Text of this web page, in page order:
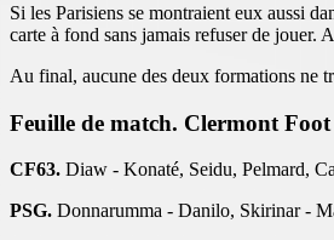
Si les Parisiens se montraient eux aussi
carte à fond sans jamais refuser de
Au final, aucune des deux formations ne
Feuille de match. Clermont
CF63. Diaw - Konaté, Seidu, Pelmard,
PSG. Donnarumma - Danilo, Skirinar -